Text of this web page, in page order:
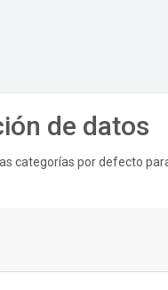
de datos
categorías por defecto